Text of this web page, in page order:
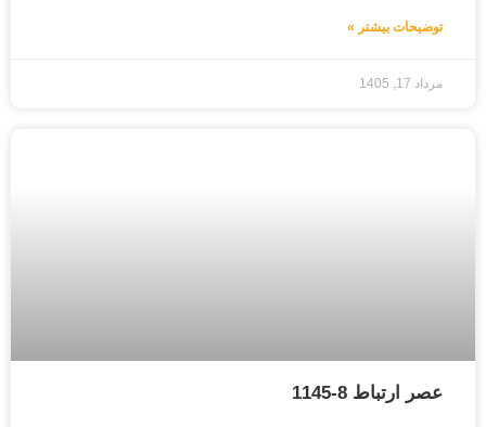
توضیحات بیشتر »
مرداد 17, 1405
عصر ارتباط 8-1145